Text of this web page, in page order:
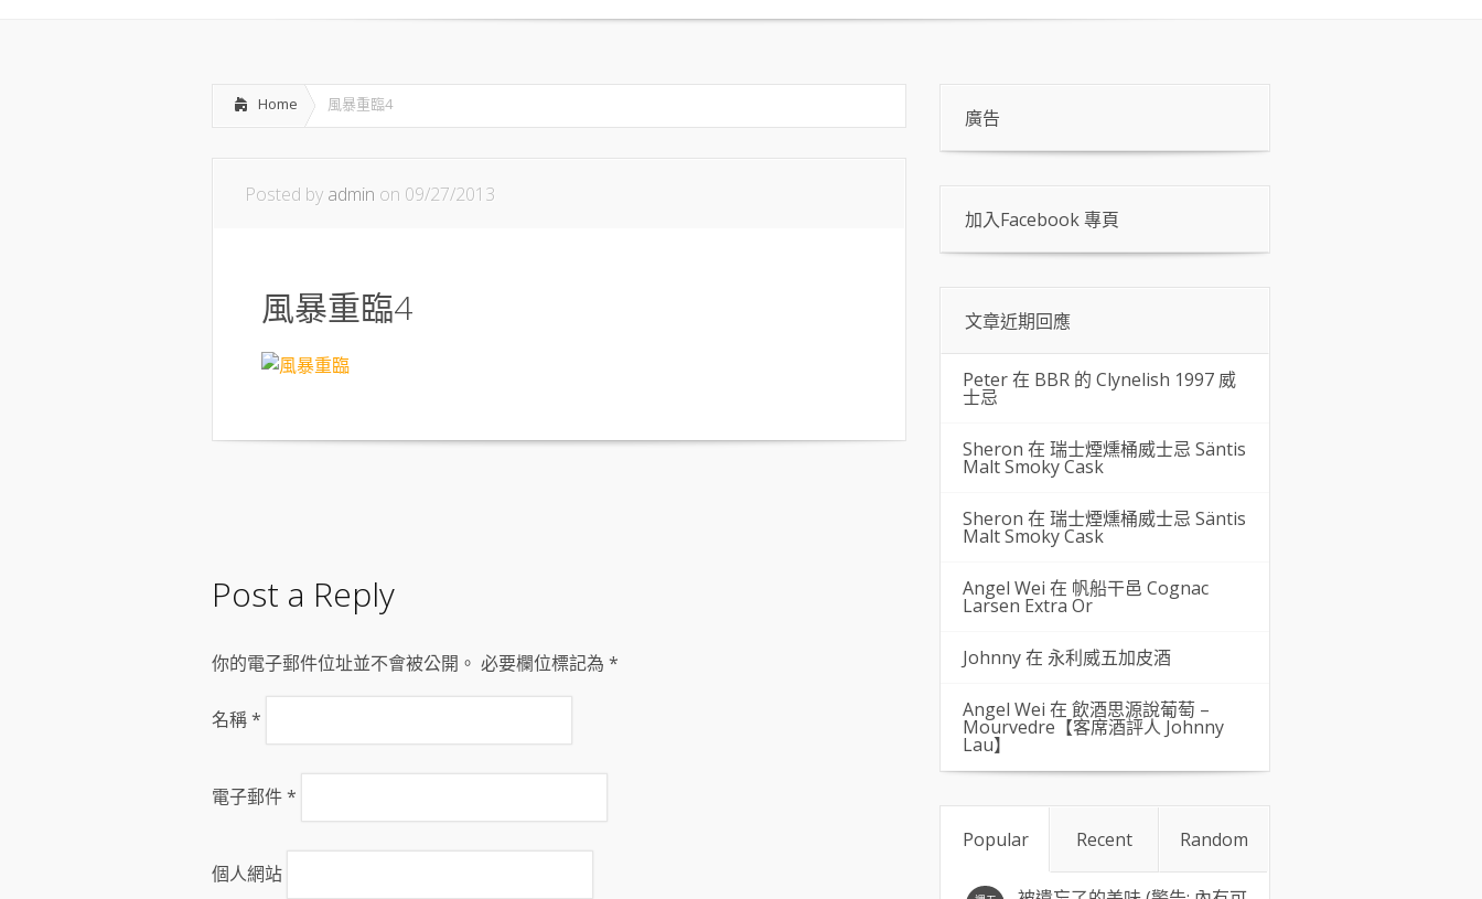
Home 風暴重臨4
Posted by admin on 09/27/2013
風暴重臨4
Post a Reply
你的電子郵件位址並不會被公開。 必要欄位標記為 *
名稱*
電子郵件*
個人網站
廣告
加入Facebook 專頁
文章近期回應
Peter 在 BBR 的 Clynelish 1997 威
士忌
Sheron 在 瑞士煙燻桶威士忌 Säntis
Malt Smoky Cask
Sheron 在 瑞士煙燻桶威士忌 Säntis
Malt Smoky Cask
Angel Wei 在 帆船干邑 Cognac
Larsen Extra Or
Johnny 在 永利威五加皮酒
Angel Wei 在 飲酒思源說葡萄 –
Mourvedre【客席酒評人 Johnny
Lau】
Popular Recent Random